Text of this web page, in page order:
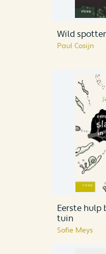
Wild
Paul Cosijn
Eerste hulp
tuin
Sofie Meys